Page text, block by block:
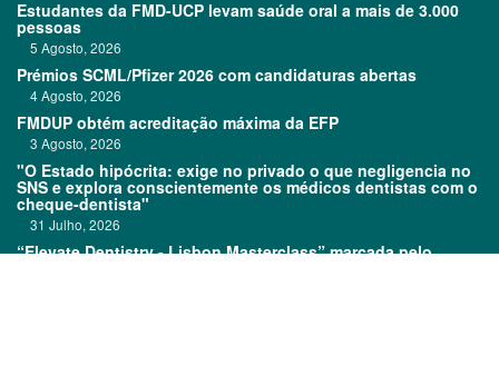
Estudantes da FMD-UCP levam saúde oral a mais de 3.000
pessoas
5 Agosto, 2026
Prémios SCML/Pfizer 2026 com candidaturas abertas
4 Agosto, 2026
FMDUP obtém acreditação máxima da EFP
3 Agosto, 2026
"O Estado hipócrita: exige no privado o que negligencia no
SNS e explora conscientemente os médicos dentistas com o
cheque-dentista"
31 Julho, 2026
“Elevate Dentistry - Lisbon Masterclass” marcada pelo